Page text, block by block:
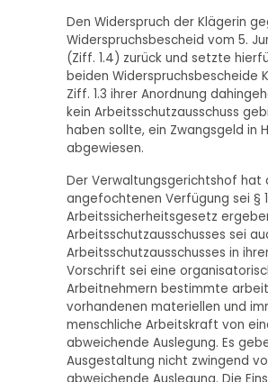
Den Widerspruch der Klägerin
Widerspruchsbescheid vom 5.
(Ziff. 1.4) zurück und setzte
beiden Widerspruchsbescheide
Ziff. 1.3 ihrer Anordnung
kein Arbeitsschutzausschuss
haben sollte, ein Zwangsgeld in
abgewiesen.
Der Verwaltungsgerichtshof hat
angefochtenen Verfügung sei §
Arbeitssicherheitsgesetz
Arbeitsschutzausschusses sei
Arbeitsschutzausschusses in
Vorschrift sei eine
Arbeitnehmern bestimmte
vorhandenen materiellen und
menschliche Arbeitskraft von
abweichende Auslegung. Es
Ausgestaltung nicht zwingend